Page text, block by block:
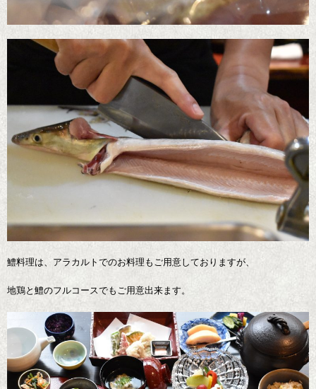
鱧料理は、アラカルトでのお料理もご用意しておりますが、
地鶏と鱧のフルコースでもご用意出来ます。